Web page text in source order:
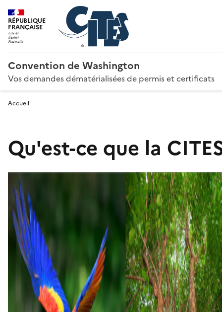
RÉPUBLIQUE
FRANÇAISE
Convention de Washington
Vos demandes dématérialisées de permis et certificats
Accueil
Qu'est-ce que la